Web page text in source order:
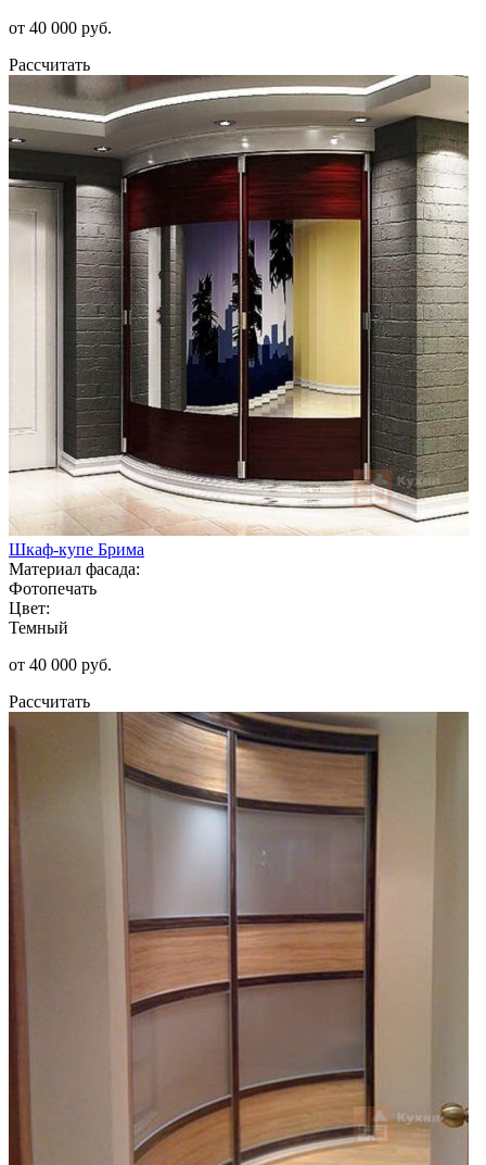
от 40 000 руб.
Рассчитать
Шкаф-купе Брима
Материал фасада:
Фотопечать
Цвет:
Темный
от 40 000 руб.
Рассчитать